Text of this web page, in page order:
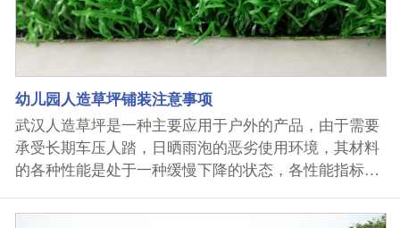
以减少运动员被擦伤的危险. 武汉速跑科技塑胶跑道厂
家是集武汉塑胶跑道,武汉人造草坪,武汉环氧地坪,硅pu
球场,丙烯酸球场,武汉EPDM颗粒等产品生产研发于一体
的公司,公司生产的武汉塑胶跑道质优价廉,深受大众好
评。如果您有武汉人造草坪方面的需求，欢迎来电咨询
洽谈，我们将竭诚为您服务。
幼儿园人造草坪铺装注意事项
武汉人造草坪是一种主要应用于户外的产品，由于需要
承受长期车压人踏，日晒雨泡的恶劣使用环境，其材料
的各种性能是处于一种缓慢下降的状态，各性能指标下
丧失使用功能是一个长期过程。不同厂家产品质量差别